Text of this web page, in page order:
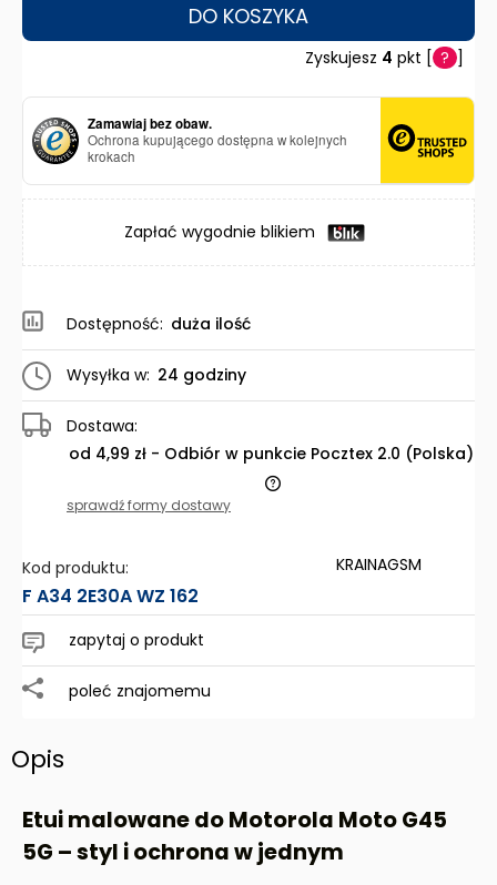
DO KOSZYKA
Zyskujesz 4 pkt [ ? ]
Zamawiaj bez obaw.
Ochrona kupującego dostępna w kolejnych
krokach
Zapłać wygodnie blikiem
Dostępność: duża ilość
Wysyłka w: 24 godziny
Dostawa:
od 4,99 zł - Odbiór w punkcie Pocztex 2.0 (Polska)
Cena nie zawiera ewentualnych kosztów płatności
sprawdź formy dostawy
Kod produktu:
F A34 2E30A WZ 162
KRAINAGSM
zapytaj o produkt
poleć znajomemu
Opis
Etui malowane doMotorola Moto G45
5G – styl i ochrona w jednym